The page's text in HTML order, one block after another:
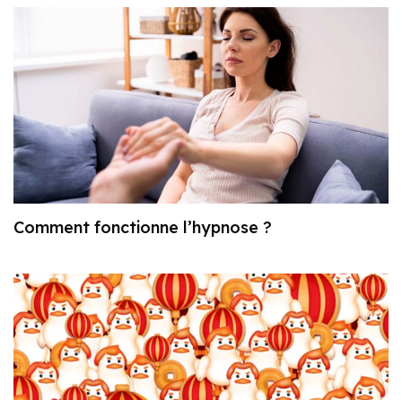
Comment fonctionne l’hypnose ?